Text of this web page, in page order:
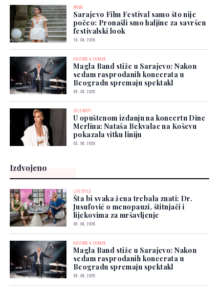
MODA
Sarajevo Film Festival samo što nije
počeo: Pronašli smo haljine za savršen
festivalski look
10. 08. 2026.
KULTURA & ZABAVA
Magla Band stiže u Sarajevo: Nakon
sedam rasprodanih koncerata u
Beogradu spremaju spektakl
09. 08. 2026.
CELEBRITY
U opuštenom izdanju na koncertu Dine
Merlina: Nataša Bekvalac na Koševu
pokazala vitku liniju
03. 08. 2026.
Izdvojeno
LIFESTYLE
Šta bi svaka žena trebala znati: Dr.
Jusufović o menopauzi, štitnjači i
lijekovima za mršavljenje
09. 08. 2026.
KULTURA & ZABAVA
Magla Band stiže u Sarajevo: Nakon
sedam rasprodanih koncerata u
Beogradu spremaju spektakl
09. 08. 2026.